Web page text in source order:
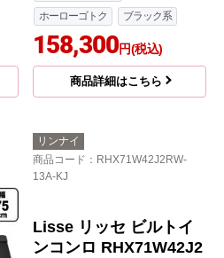
ホーローゴトク
ブラック系
158,300円(税込)
商品詳細はこちら
リンナイ
商品コード ：RHX71W42J2RW-
13A-KJ